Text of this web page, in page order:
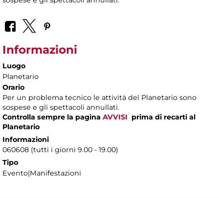
Informazioni
Luogo
Planetario
Orario
Per un problema tecnico le attività del Planetario sono
sospese e gli spettacoli annullati.
Controlla sempre la pagina AVVISI prima di recarti al
Planetario
Informazioni
060608 (tutti i giorni 9.00 - 19.00)
Tipo
Evento|Manifestazioni